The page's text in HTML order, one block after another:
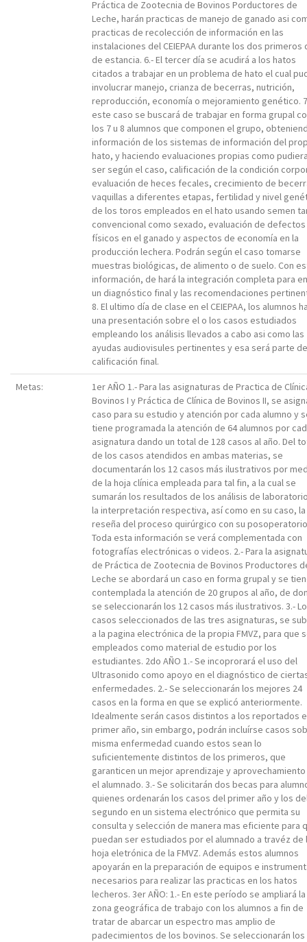
Práctica de Zootecnia de Bovinos Porductores de
Leche, harán practicas de manejo de ganado asi
practicas de recolección de información en las
instalaciones del CEIEPAA durante los dos primeros
de estancia. 6.- El tercer día se acudirá a los hatos
citados a trabajar en un problema de hato el cual
involucrar manejo, crianza de becerras, nutrición,
reproducción, economía o mejoramiento genético.
este caso se buscará de trabajar en forma grupal
los 7 u 8 alumnos que componen el grupo,
información de los sistemas de información del
hato, y haciendo evaluaciones propias como
ser según el caso, calificación de la condición
evaluación de heces fecales, crecimiento de
vaquillas a diferentes etapas, fertilidad y nivel
de los toros empleados en el hato usando semen
convencional como sexado, evaluación de defectos
físicos en el ganado y aspectos de economía en la
producción lechera. Podrán según el caso tomarse
muestras biológicas, de alimento o de suelo. Con
información, de hará la integración completa para
un diagnóstico final y las recomendaciones
8. El ultimo día de clase en el CEIEPAA, los alumnos
una presentación sobre el o los casos estudiados
empleando los análisis llevados a cabo asi como las
ayudas audiovisules pertinentes y esa será parte
calificación final.
Metas:
1er AÑO 1.- Para las asignaturas de Practica de
Bovinos I y Práctica de Clínica de Bovinos II, se
caso para su estudio y atención por cada alumno y
tiene programada la atención de 64 alumnos por
asignatura dando un total de 128 casos al año. Del
de los casos atendidos en ambas materias, se
documentarán los 12 casos más ilustrativos por
de la hoja clínica empleada para tal fin, a la cual se
sumarán los resultados de los análisis de
la interpretación respectiva, así como en su caso, la
reseña del proceso quirúrgico con su
Toda esta información se verá complementada con
fotografías electrónicas o videos. 2.- Para la
de Práctica de Zootecnia de Bovinos Productores
Leche se abordará un caso en forma grupal y se
contemplada la atención de 20 grupos al año, de
se seleccionarán los 12 casos más ilustrativos. 3.-
casos seleccionados de las tres asignaturas, se
a la pagina electrónica de la propia FMVZ, para que
empleados como material de estudio por los
estudiantes. 2do AÑO 1.- Se incoprorará el uso del
Ultrasonido como apoyo en el diagnóstico de
enfermedades. 2.- Se seleccionarán los mejores 24
casos en la forma en que se explicó anteriormente.
Idealmente serán casos distintos a los reportados
primer año, sin embargo, podrán incluírse casos
misma enfermedad cuando estos sean lo
suficientemente distintos de los primeros, que
garanticen un mejor aprendizaje y
el alumnado. 3.- Se solicitarán dos becas para
quienes ordenarán los casos del primer año y los
segundo en un sistema electrónico que permita su
consulta y selección de manera mas eficiente para
puedan ser estudiados por el alumnado a travéz de
hoja eletrónica de la FMVZ. Además estos alumnos
apoyarán en la preparación de equipos e
necesarios para realizar las practicas en los hatos
lecheros. 3er AÑO: 1.- En este período se ampliará la
zona geográfica de trabajo con los alumnos a fin de
tratar de abarcar un espectro mas amplio de
padecimientos de los bovinos. Se seleccionarán los